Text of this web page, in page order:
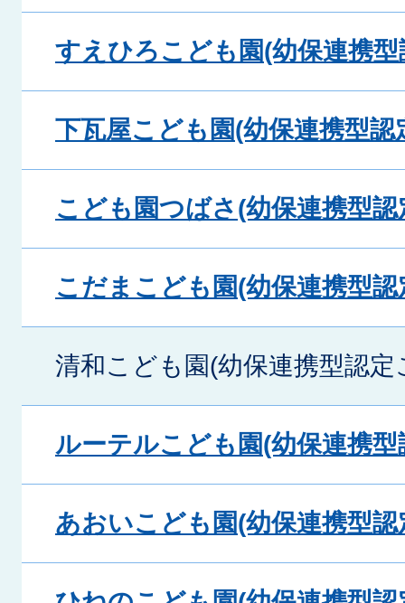
すえひろこども園(幼保連携
下瓦屋こども園(幼保連携型認
こども園つばさ(幼保連携型
こだまこども園(幼保連携型
清和こども園(幼保連携型認定
ルーテルこども園(幼保連携
あおいこども園(幼保連携型